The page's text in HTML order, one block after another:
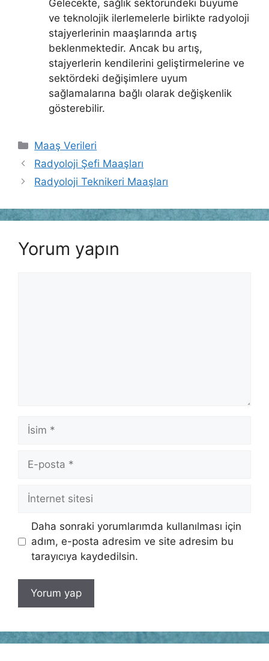
Gelecekte, sağlık sektöründeki büyüme
ve teknolojik ilerlemelerle birlikte radyoloji
stajyerlerinin maaşlarında artış
beklenmektedir. Ancak bu artış,
stajyerlerin kendilerini geliştirmelerine ve
sektördeki değişimlere uyum
sağlamalarına bağlı olarak değişkenlik
gösterebilir.
Kategoriler
Maaş Verileri
Radyoloji Şefi Maaşları
Radyoloji Teknikeri Maaşları
Yorum yapın
İsim
posta
İnternet
sitesi
Daha sonraki yorumlarımda kullanılması için
adım, e-posta adresim ve site adresim bu
tarayıcıya kaydedilsin.